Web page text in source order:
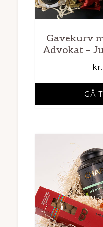
Gavekurv
Advokat –
kr.
GÅ